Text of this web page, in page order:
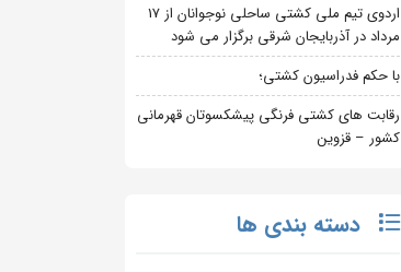
اردوی تیم ملی کشتی ساحلی نوجوانان از 17
مرداد در آذربایجان شرقی برگزار می شود
با حکم فدراسیون کشتی؛
رقابت های کشتی فرنگی پیشکسوتان قهرمانی
کشور – قزوین
دسته بندی ها